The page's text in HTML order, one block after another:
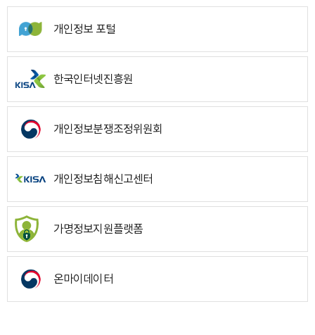
개인정보 포털
한국인터넷진흥원
개인정보분쟁조정위원회
개인정보침해신고센터
가명정보지원플랫폼
온마이데이터